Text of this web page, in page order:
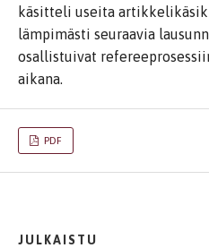
käsitteli useita
lämpimästi seuraavia
osallistuivat
aikana.
PDF
JULKAISTU